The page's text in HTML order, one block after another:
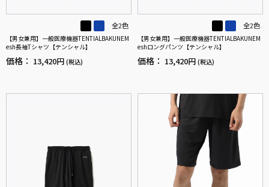
全2色
【男女兼用】一般医療機器TENTIALBAKUNEM
esh長袖Tシャツ【テンシャル】
価格： 13,420円 (税込)
全2色
【男女兼用】一般医療機器TENTIALBAKUNEM
eshロングパンツ【テンシャル】
価格： 13,420円 (税込)